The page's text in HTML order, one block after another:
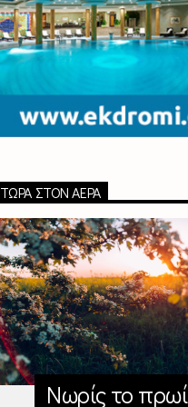
ΤΏΡΑ ΣΤΟΝ ΑΈΡΑ
Νωρίς το πρωί